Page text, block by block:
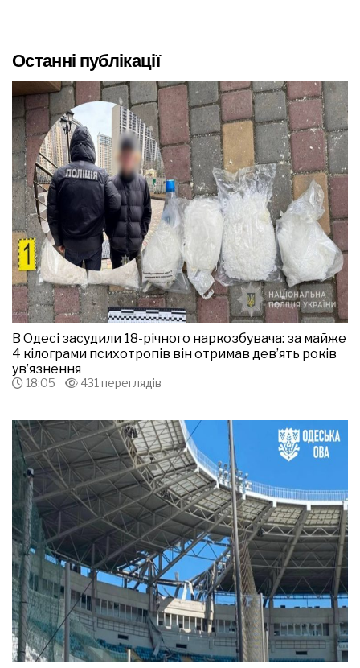
Останні публікації
В Одесі засудили 18-річного наркозбувача: за майже
4 кілограми психотропів він отримав дев’ять років
ув’язнення
18:05 431 переглядів